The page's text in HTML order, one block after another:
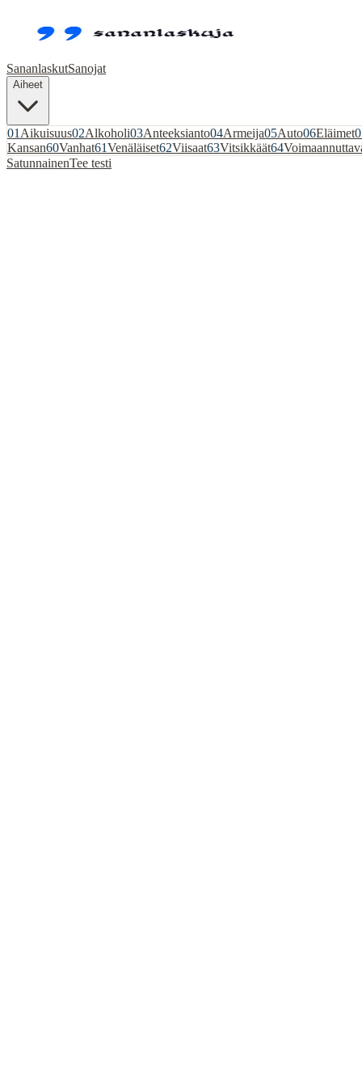
SananlaskutSanojat
Aiheet
01 Aikuisuus02Alkoholi03Anteeksianto04Armeija05Auto06Eläimet
Kansan60Vanhat61Venäläiset62Viisaat63Vitsikkäät64
SatunnainenTee testi